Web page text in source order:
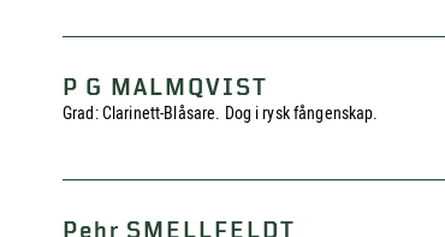
P G MALMQVIST
Grad: Clarinett-Blåsare. Dog i rysk fångenskap.
Pehr SMELLFELDT